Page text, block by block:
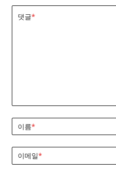
댓글*
이름*
이메일*